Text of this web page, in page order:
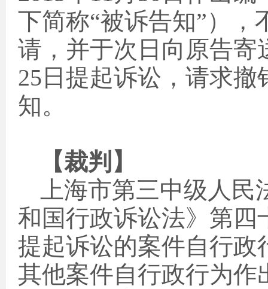
下简称“被诉告知”）
请，并于次日向原告寄
25 日提起诉讼，请求
知。
【裁判】
上海市第三中级人民
和国行政诉讼法》第四
提起诉讼的案件自行政
其他案件自行政行为作